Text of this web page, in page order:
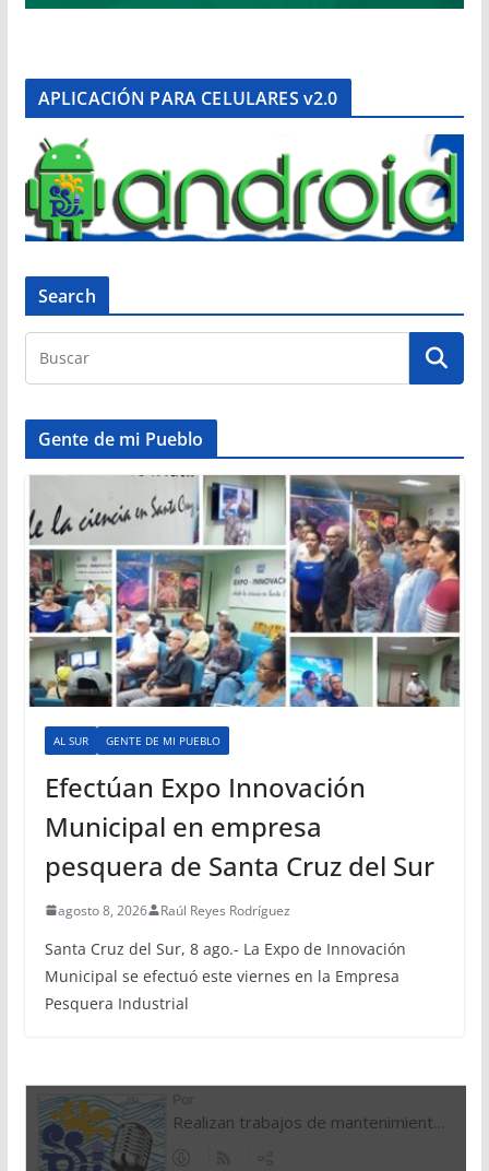
APLICACIÓN PARA CELULARES v2.0
Search
Gente de mi Pueblo
AL SUR GENTE DE MI PUEBLO
Efectúan Expo Innovación
Municipal en empresa
pesquera de Santa Cruz del Sur
agosto 8, 2026 Raúl Reyes Rodríguez
Santa Cruz del Sur, 8 ago.- La Expo de Innovación
Municipal se efectuó este viernes en la Empresa
Pesquera Industrial